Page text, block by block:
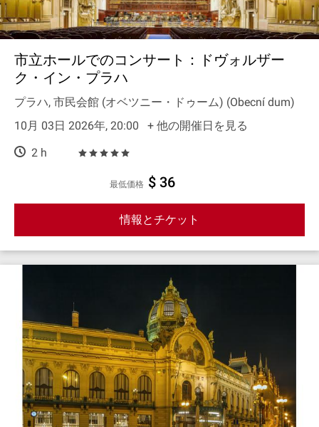
市立ホールでのコンサート：ドヴォルザー
ク・イン・プラハ
プラハ, 市民会館 (オベツニー・ドゥーム) (Obecní dum)
10月 03日 2026年, 20:00
+ 他の開催日を見る
2 h
最低価格 $ 36
情報とチケット